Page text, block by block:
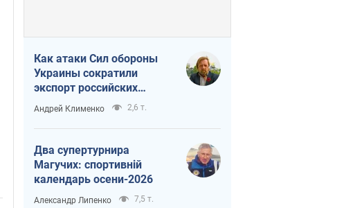
Как атаки Сил обороны
Украины сократили
экспорт российских
нефтепродуктов
Андрей Клименко 2,6 т.
Два супертурнира
Магучих: спортивній
календарь осени-2026
Александр Липенко 7,5 т.